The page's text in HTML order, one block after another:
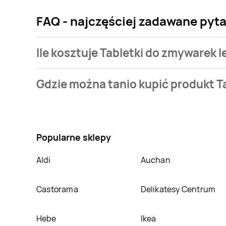
FAQ - najczęściej zadawane
Ile kosztuje Tabletki do zmywarek
mamy w naszej bazie jest z sieci Biedronka.
Gdzie można tanio kupić produkt
Popularne sklepy
Aldi Auchan
Castorama Delikatesy Centrum
Hebe Ikea